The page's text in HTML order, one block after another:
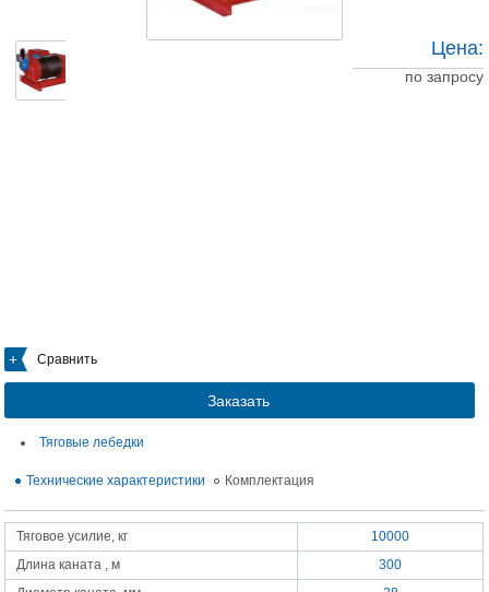
Сравнить
Заказать
Цена:
по запросу
Тяговые лебедки
Технические характеристики Комплектация
Тяговое усилие, кг
10000
Длина каната , м
300